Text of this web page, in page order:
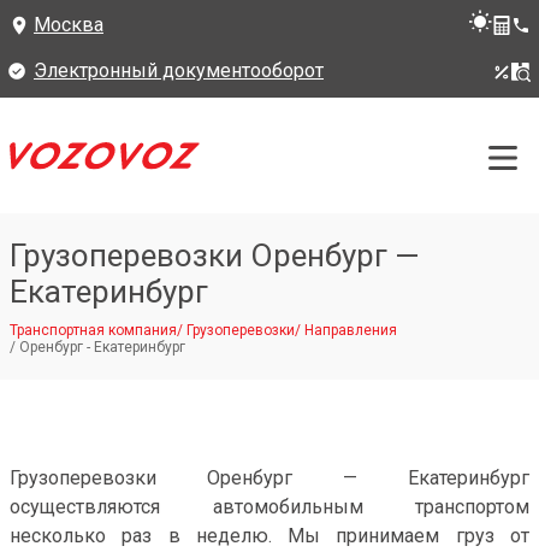
Москва
Электронный документооборот
Грузоперевозки Оренбург —
Екатеринбург
Транспортная компания/ Грузоперевозки/ Направления
/ Оренбург - Екатеринбург
Грузоперевозки Оренбург — Екатеринбург
осуществляются автомобильным транспортом
несколько раз в неделю. Мы принимаем груз от